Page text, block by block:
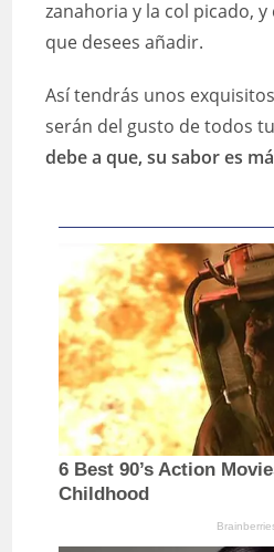
zanahoria y la col picado,
que desees añadir.
Así tendrás unos
serán del gusto de todos
debe a que, su sabor es